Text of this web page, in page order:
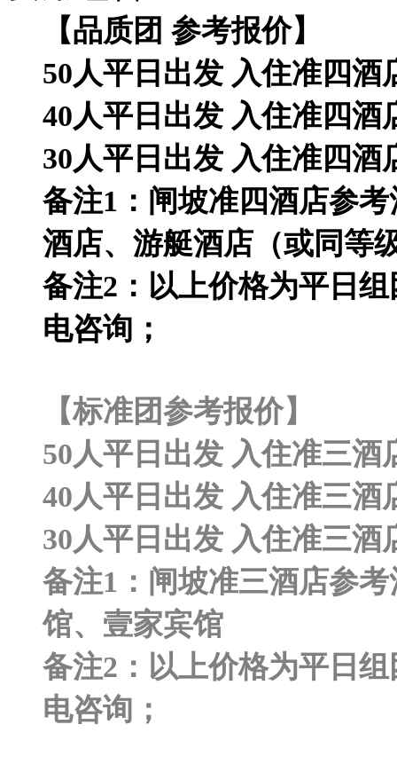
【品质团 参考报价】
50人平日出发 入住准四酒
40人平日出发 入住准四酒
30人平日出发 入住准四酒
备注1：闸坡准四酒店参
酒店、游艇酒店（或同等
备注2：以上价格为平日
电咨询；
【标准团参考报价】
50人平日出发 入住准三酒
40人平日出发 入住准三酒
30人平日出发 入住准三酒
备注1：闸坡准三酒店参
馆、壹家宾馆
备注2：以上价格为平日
电咨询；